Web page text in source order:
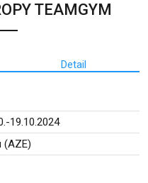
TEAMGYM
Detail
19.10.2024
(AZE)